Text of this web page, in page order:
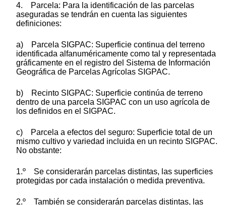
4. Parcela: Para la identificación de las parcelas
aseguradas se tendrán en cuenta las siguientes
definiciones:
a) Parcela SIGPAC: Superficie continua del terreno
identificada alfanuméricamente como tal y representada
gráficamente en el registro del Sistema de Información
Geográfica de Parcelas Agrícolas SIGPAC.
b) Recinto SIGPAC: Superficie continúa de terreno
dentro de una parcela SIGPAC con un uso agrícola de
los definidos en el SIGPAC.
c) Parcela a efectos del seguro: Superficie total de un
mismo cultivo y variedad incluida en un recinto SIGPAC.
No obstante:
1.º Se considerarán parcelas distintas, las superficies
protegidas por cada instalación o medida preventiva.
2.º También se considerarán parcelas distintas, las